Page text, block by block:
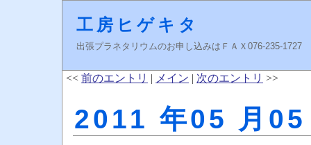
工房ヒゲキタ
出張プラネタリウムのお申し込みはＦＡＸ076-235-
<< 前のエントリ | メイン | 次のエントリ >>
2011 年05 月